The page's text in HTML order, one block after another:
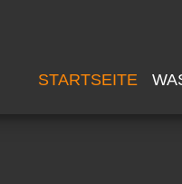
STARTSEITE